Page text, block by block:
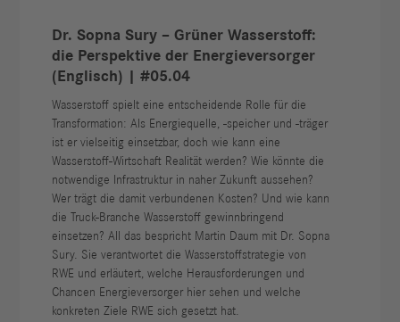
Dr. Sopna Sury – Grüner Wasserstoff:
die Perspektive der Energieversorger
(Englisch) | #05.04
Wasserstoff spielt eine entscheidende Rolle für die
Transformation: Als Energiequelle, -speicher und -träger
ist er vielseitig einsetzbar, doch wie kann eine
Wasserstoff-Wirtschaft Realität werden? Wie könnte die
notwendige Infrastruktur in naher Zukunft aussehen?
Wer trägt die damit verbundenen Kosten? Und wie kann
die Truck-Branche Wasserstoff gewinnbringend
einsetzen? All das bespricht Martin Daum mit Dr. Sopna
Sury. Sie verantwortet die Wasserstoffstrategie von
RWE und erläutert, welche Herausforderungen und
Chancen Energieversorger hier sehen und welche
konkreten Ziele RWE sich gesetzt hat.